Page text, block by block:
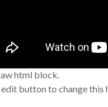
html block.
button to change this